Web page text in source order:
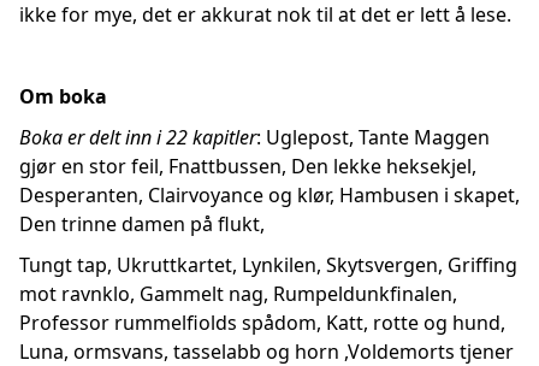
ikke for mye, det er akkurat nok til at det er lett å lese.
Om boka
Boka er delt inn i 22 kapitler: Uglepost, Tante Maggen
gjør en stor feil, Fnattbussen, Den lekke heksekjel,
Desperanten, Clairvoyance og klør, Hambusen i skapet,
Den trinne damen på flukt,
Tungt tap, Ukruttkartet, Lynkilen, Skytsvergen, Griffing
mot ravnklo, Gammelt nag, Rumpeldunkfinalen,
Professor rummelfiolds spådom, Katt, rotte og hund,
Luna, ormsvans, tasselabb og horn ,Voldemorts tjener